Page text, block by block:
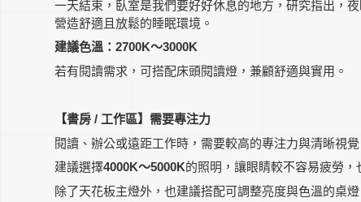
一天結束，臥室是我們要好好休息的地方，研究指出，
營造舒適且放鬆的睡眠環境。
建議色溫：2700K～3000K
若有閱讀需求，可搭配床頭閱讀燈，兼顧舒適與實用。
【書房 / 工作區】需要專注力
閱讀、辦公或遠距工作時，需要較高的專注力與清晰視覺
建議選擇4000K～5000K的照明，讓眼睛較不容易疲勞，
除了天花板主燈外，也建議搭配可調整亮度與色溫的桌